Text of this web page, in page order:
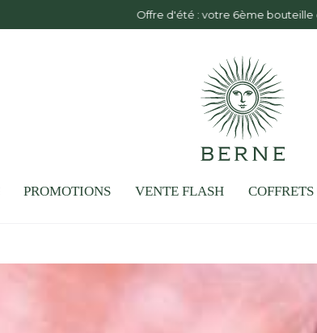
Offre d'été : votre 6ème bouteille
PROMOTIONS VENTE FLASH